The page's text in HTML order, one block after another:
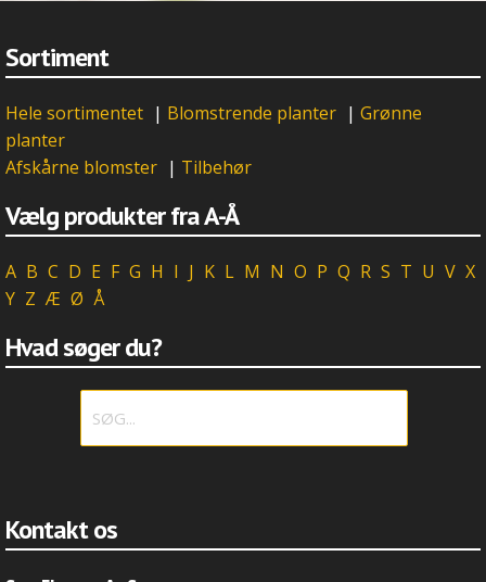
Sortiment
Hele sortimentet | Blomstrende planter | Grønne
planter
Afskårne blomster | Tilbehør
Vælg produkter fra A-Å
A B C D E F G H I J K L M N O P Q R S T U V X
Y Z Æ Ø Å
Hvad søger du?
Kontakt os